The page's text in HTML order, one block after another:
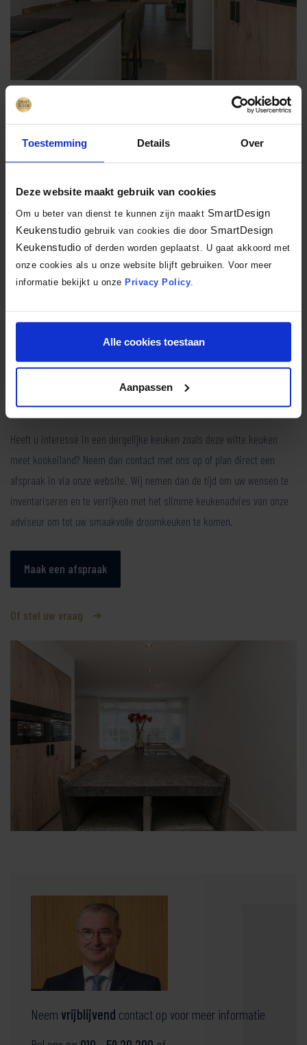
Toestemming Details Over
Deze website maakt gebruik van cookies
Om u beter van dienst te kunnen zijn maakt SmartDesign
Keukenstudio gebruik van cookies die door SmartDesign
Keukenstudio of derden worden geplaatst. U gaat akkoord met
onze cookies als u onze website blijft gebruiken. Voor meer
informatie bekijkt u onze Privacy Policy
Alle cookies toestaan
Aanpassen
Samenstelling van de keuken
Keukenfront:SmartSelectUMA Uni Matt, Kristalwit mat (P092) met een
kristalwitte greeplijst. Gecombineerd met houtenMaatwerk keuken
type Kevin.
Keukenapparatuur: Miele inductiekookplaat met werkbladafzuiging,
Miele wijnklimaatkast, Miele inbouwkoffieautomaat met Nespresso-
systeem, Miele PureLine inbouwoven met magnetron,
Quooker zeeppomp.
randafwerking, 60mm dik.
Wilt u ook een witte keuken met kookeiland?
Heeft u interesse in een dergelijke keuken zoals deze witte keuken
meet kookeiland? Neem dan contact met ons op of plan direct een
afspraak in via onze website. Wij nemen dan de tijd om uw wensen te
inventariseren en te verrijken met het slimme keukenadvies van onze
adviseur om tot uw smaakvolle droomkeuken te komen.
Maak een afspraak
Of stel uw vraag
Neem vrijblijvend contact op voor meer informatie